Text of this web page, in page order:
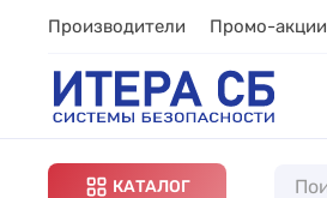
Производители Промо-акции
КАТАЛОГ